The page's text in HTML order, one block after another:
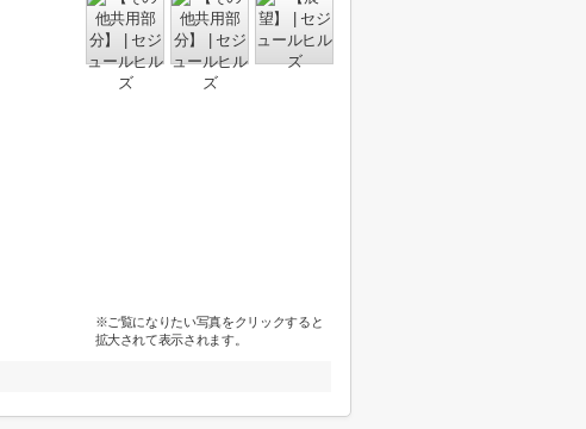
※ご覧になりたい写真をクリックすると
拡大されて表示されます。